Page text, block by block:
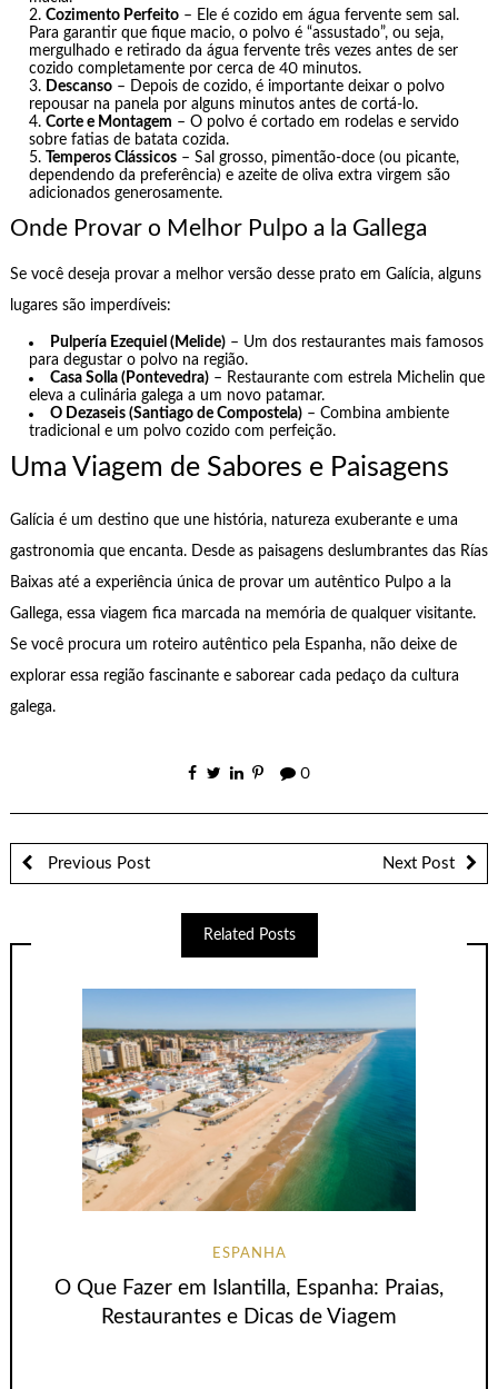
Cozimento Perfeito – Ele é cozido em água fervente sem sal.
Para garantir que fique macio, o polvo é “assustado”, ou seja,
mergulhado e retirado da água fervente três vezes antes de ser
cozido completamente por cerca de 40 minutos.
Descanso – Depois de cozido, é importante deixar o polvo
repousar na panela por alguns minutos antes de cortá-lo.
Corte e Montagem – O polvo é cortado em rodelas e servido
sobre fatias de batata cozida.
Temperos Clássicos – Sal grosso, pimentão-doce (ou picante,
dependendo da preferência) e azeite de oliva extra virgem são
adicionados generosamente.
Onde Provar o Melhor Pulpo a la Gallega
Se você deseja provar a melhor versão desse prato em Galícia, alguns
lugares são imperdíveis:
Pulpería Ezequiel (Melide) – Um dos restaurantes mais famosos
para degustar o polvo na região.
Casa Solla (Pontevedra) – Restaurante com estrela Michelin que
eleva a culinária galega a um novo patamar.
O Dezaseis (Santiago de Compostela) – Combina ambiente
tradicional e um polvo cozido com perfeição.
Uma Viagem de Sabores e Paisagens
Galícia é um destino que une história, natureza exuberante e uma
gastronomia que encanta. Desde as paisagens deslumbrantes das Rías
Baixas até a experiência única de provar um autêntico Pulpo a la
Gallega, essa viagem fica marcada na memória de qualquer visitante.
Se você procura um roteiro autêntico pela Espanha, não deixe de
explorar essa região fascinante e saborear cada pedaço da cultura
galega.
0
Previous Post Next Post
Related Posts
ESPANHA
O Que Fazer em Islantilla, Espanha: Praias,
Restaurantes e Dicas de Viagem